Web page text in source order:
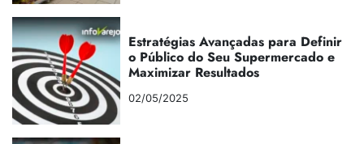
Estratégias Avançadas para Definir
o Público do Seu Supermercado e
Maximizar Resultados
02/05/2025